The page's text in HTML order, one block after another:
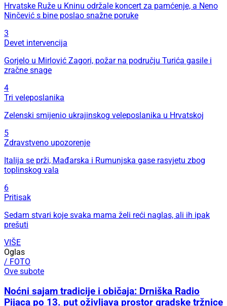
Hrvatske Ruže u Kninu održale koncert za pamćenje, a Neno
Ninčević s bine poslao snažne poruke
3
Devet intervencija
Gorjelo u Mirlović Zagori, požar na području Turića gasile i
zračne snage
4
Tri veleposlanika
Zelenski smijenio ukrajinskog veleposlanika u Hrvatskoj
5
Zdravstveno upozorenje
Italija se prži, Mađarska i Rumunjska gase rasvjetu zbog
toplinskog vala
6
Pritisak
Sedam stvari koje svaka mama želi reći naglas, ali ih ipak
prešuti
VIŠE
Oglas
/ FOTO
Ove subote
Noćni sajam tradicije i običaja: Drniška Radio
Pijaca po 13. put oživljava prostor gradske tržnice